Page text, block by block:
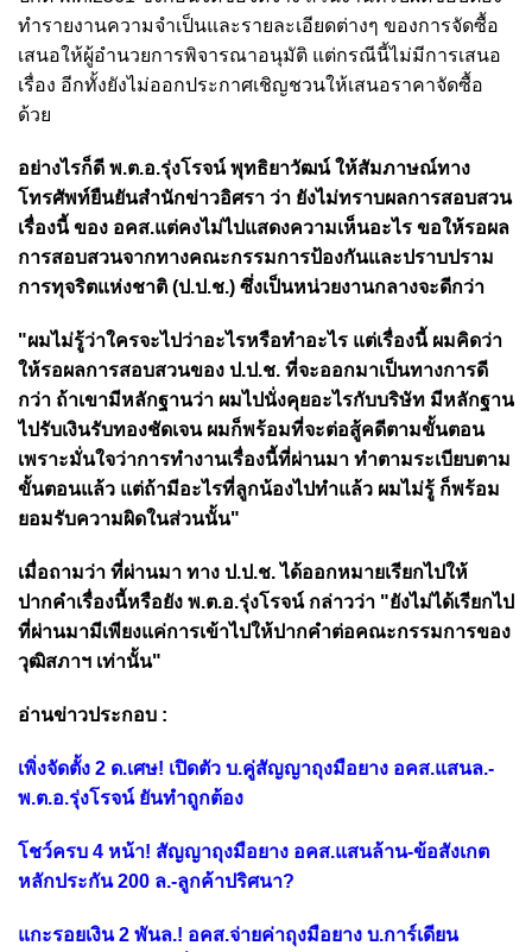
ทำรายงานความจำเป็นและรายละเอียดต่างๆ ของการจัดซื้อ
เสนอให้ผู้อำนวยการพิจารณาอนุมัติ แต่กรณีนี้ไม่มีการเสนอ
เรื่อง อีกทั้งยังไม่ออกประกาศเชิญชวนให้เสนอราคาจัดซื้อ
ด้วย
อย่างไรก็ดี พ.ต.อ.รุ่งโรจน์ พุทธิยาวัฒน์ ให้สัมภาษณ์ทาง
โทรศัพท์ยืนยันสำนักข่าวอิศรา ว่า ยังไม่ทราบผลการสอบสวน
เรื่องนี้ ของ อคส.แต่คงไม่ไปแสดงความเห็นอะไร ขอให้รอผล
การสอบสวนจากทางคณะกรรมการป้องกันและปราบปราม
การทุจริตแห่งชาติ (ป.ป.ช.) ซึ่งเป็นหน่วยงานกลางจะดีกว่า
"ผมไม่รู้ว่าใครจะไปว่าอะไรหรือทำอะไร แต่เรื่องนี้ ผมคิดว่า
ให้รอผลการสอบสวนของ ป.ป.ช. ที่จะออกมาเป็นทางการดี
กว่า ถ้าเขามีหลักฐานว่า ผมไปนั่งคุยอะไรกับบริษัท มีหลักฐาน
ไปรับเงินรับทองชัดเจน ผมก็พร้อมที่จะต่อสู้คดีตามขั้นตอน
เพราะมั่นใจว่าการทำงานเรื่องนี้ที่ผ่านมา ทำตามระเบียบตาม
ขั้นตอนแล้ว แต่ถ้ามีอะไรที่ลูกน้องไปทำแล้ว ผมไม่รู้ ก็พร้อม
ยอมรับความผิดในส่วนนั้น"
เมื่อถามว่า ที่ผ่านมา ทาง ป.ป.ช. ได้ออกหมายเรียกไปให้
ปากคำเรื่องนี้หรือยัง พ.ต.อ.รุ่งโรจน์ กล่าวว่า "ยังไม่ได้เรียกไป
ที่ผ่านมามีเพียงแค่การเข้าไปให้ปากคำต่อคณะกรรมการของ
วุฒิสภาฯ เท่านั้น"
อ่านข่าวประกอบ :
เพิ่งจัดตั้ง 2 ด.เศษ! เปิดตัว บ.คู่สัญญาถุงมือยาง อคส.แสนล.-
พ.ต.อ.รุ่งโรจน์ ยันทำถูกต้อง
โชว์ครบ 4 หน้า! สัญญาถุงมือยาง อคส.แสนล้าน-ข้อสังเกต
หลักประกัน 200 ล.-ลูกค้าปริศนา?
แกะรอยเงิน 2 พันล.! อคส.จ่ายค่าถุงมือยาง บ.การ์เดียน